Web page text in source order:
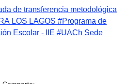
de transferencia metodológica
LOS LAGOS #Programa de
Escolar - IIE #UACh Sede